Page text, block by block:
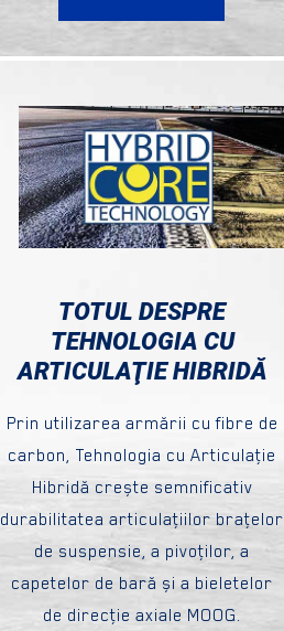
TOTUL DESPRE
TEHNOLOGIA CU
ARTICULAŢIE HIBRIDĂ
Prin utilizarea armării cu fibre de
carbon, Tehnologia cu Articulaţie
Hibridă crește semnificativ
durabilitatea articulaţiilor braţelor
de suspensie, a pivoţilor, a
capetelor de bară și a bieletelor
de direcţie axiale MOOG.